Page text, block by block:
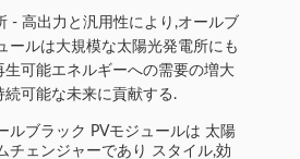
- 高出力と汎用性により,オールブ
ールは大規模な太陽光発電所にも
生可能エネルギーへの需要の増大
続可能な未来に貢献する.
ルブラック PVモジュールは 太陽
チェンジャーであり スタイル,効